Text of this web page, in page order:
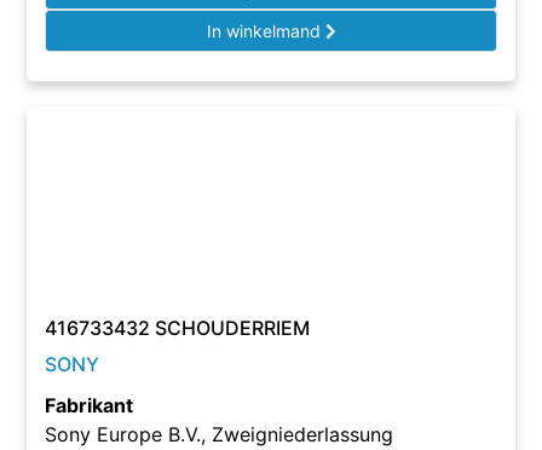
In winkelmand
416733432 SCHOUDERRIEM
SONY
Fabrikant
Sony Europe B.V., Zweigniederlassung